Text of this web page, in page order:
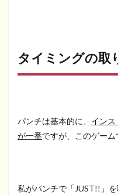
タイミングの取
パンチは基本的に、 イン
が一番ですが、このゲー
私がパンチで「JUST!!」